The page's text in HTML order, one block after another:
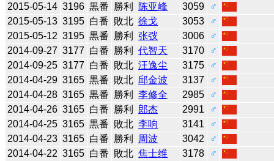
2015-05-14 3196 黒番 勝利 陈亚峰 3059
♂
2015-05-13 3195 白番 敗北 徐戈 3053
♂
2015-05-12 3195 黒番 勝利 张弢 3006
♂
2014-09-27 3177 白番 勝利 代智天 3170
♂
2014-09-25 3177 白番 敗北 汪逸尘 3175
♂
2014-04-29 3165 黒番 敗北 邱金波 3137
♂
2014-04-28 3165 黒番 勝利 李修全 2985
♂
2014-04-26 3165 白番 勝利 郎杰 2991
♂
2014-04-25 3165 黒番 敗北 李响 3141
♂
2014-04-23 3165 白番 勝利 周波 3042
♂
2014-04-22 3165 白番 敗北 焦士维 3178
♂